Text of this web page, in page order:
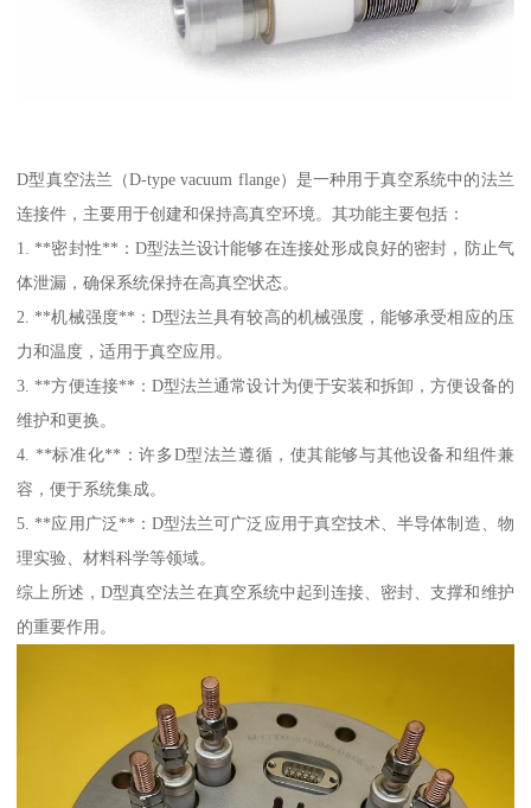
D型真空法兰（D-type vacuum flange）是一种用于真空系统中的法兰
连接件，主要用于创建和保持高真空环境。其功能主要包括：
1. **密封性**：D型法兰设计能够在连接处形成良好的密封，防止气
体泄漏，确保系统保持在高真空状态。
2. **机械强度**：D型法兰具有较高的机械强度，能够承受相应的压
力和温度，适用于真空应用。
3. **方便连接**：D型法兰通常设计为便于安装和拆卸，方便设备的
维护和更换。
4. **标准化**：许多D型法兰遵循，使其能够与其他设备和组件兼
容，便于系统集成。
5. **应用广泛**：D型法兰可广泛应用于真空技术、半导体制造、物
理实验、材料科学等领域。
综上所述，D型真空法兰在真空系统中起到连接、密封、支撑和维护
的重要作用。